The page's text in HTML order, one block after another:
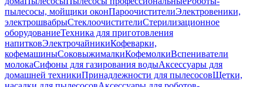
пылесосы, мойщики оконПароочистителиЭлектровеники,
электрошвабрыСтеклоочистителиСтерилизационное
оборудованиеТехника для приготовления
напитковЭлектрочайникиКофеварки,
кофемашиныСоковыжималкиКофемолкиВспениватели
молокаСифоны для газирования водыАксессуары для
домашней техникиПринадлежности для пылесосовЩетки,